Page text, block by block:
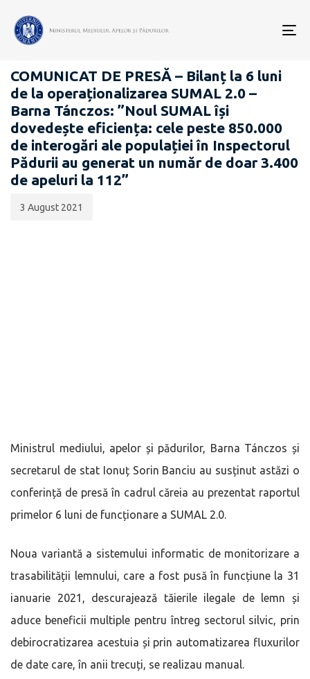
COMUNICATE DE PRESĂ
COMUNICAT DE PRESĂ – Bilanț la 6 luni
de la operaționalizarea SUMAL 2.0 –
Barna Tánczos: ”Noul SUMAL își
dovedește eficiența: cele peste 850.000
de interogări ale populației în Inspectorul
Pădurii au generat un număr de doar 3.400
de apeluri la 112”
publicării:
3 August 2021
Ministrul mediului, apelor și pădurilor, Barna Tánczos și
secretarul de stat Ionuț Sorin Banciu au susținut astăzi o
conferință de presă în cadrul căreia au prezentat raportul
primelor 6 luni de funcționare a SUMAL 2.0.
Noua variantă a sistemului informatic de monitorizare a
trasabilității lemnului, care a fost pusă în funcțiune la 31
ianuarie 2021, descurajează tăierile ilegale de lemn și
aduce beneficii multiple pentru întreg sectorul silvic, prin
debirocratizarea acestuia și prin automatizarea fluxurilor
de date care, în anii trecuți, se realizau manual.